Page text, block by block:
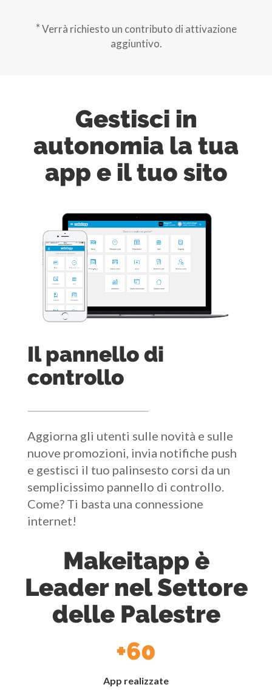
*Verrà richiesto un contributo di attivazione
aggiuntivo.
Gestisci in
autonomia la tua
app e il tuo sito
Il pannello di
controllo
Aggiorna gli utenti sulle novità e sulle
nuove promozioni, invia notifiche push
e gestisci il tuo palinsesto corsi da un
semplicissimo pannello di controllo.
Come? Ti basta una connessione
internet!
Makeitapp è
Leader nel Settore
delle Palestre
+60
App realizzate